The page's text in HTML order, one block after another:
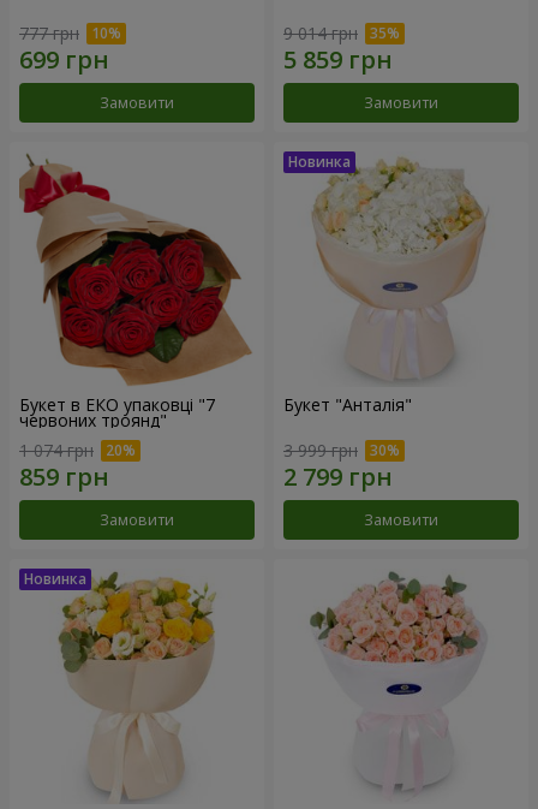
777 грн
Замовити
9 014 грн
Замовити
Букет в ЕКО упаковці "7
червоних троянд"
1 074 грн
Замовити
Букет "Анталія"
3 999 грн
Замовити